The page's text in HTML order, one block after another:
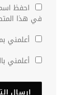
احفظ
في هذا
أعلمني
أعلمني